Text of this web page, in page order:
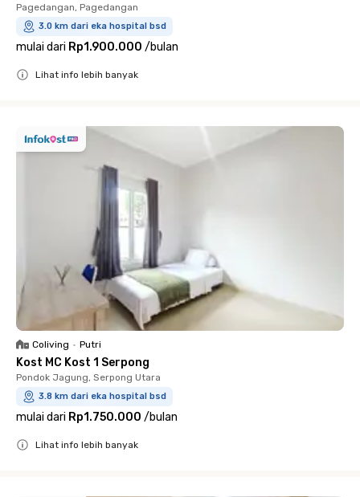
Pagedangan, Pagedangan
3.0 km dari eka hospital bsd
mulai dari Rp1.900.000 /bulan
Lihat info lebih banyak
Coliving • Putri
Kost MC Kost 1 Serpong
Pondok Jagung, Serpong Utara
3.8 km dari eka hospital bsd
mulai dari Rp1.750.000 /bulan
Lihat info lebih banyak